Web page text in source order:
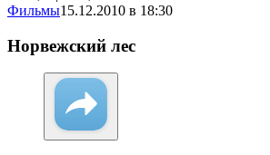
Фильмы15.12.2010 в 18:30
Норвежский лес